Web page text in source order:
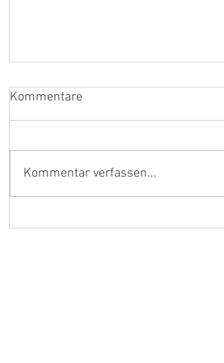
Kommentare
Kommentar verfassen...